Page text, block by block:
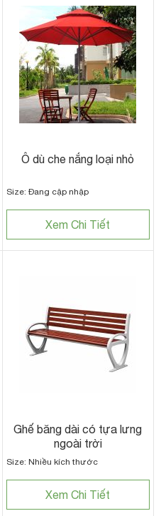
Ô dù che nắng loại nhỏ
Size: Đang cập nhập
Xem Chi Tiết
Ghế băng dài có tựa lưng
ngoài trời
Size: Nhiều kích thước
Xem Chi Tiết